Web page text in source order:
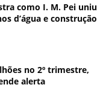
como I. M. Pei uniu
d’água e construção
no 2º trimestre,
alerta